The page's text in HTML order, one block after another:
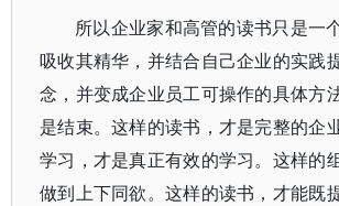
所以企业家和高管的读书只是一
吸收其精华，并结合自己企业的实践
念，并变成企业员工可操作的具体方
是结束。这样的读书，才是完整的企
学习，才是真正有效的学习。这样的
做到上下同欲。这样的读书，才能既